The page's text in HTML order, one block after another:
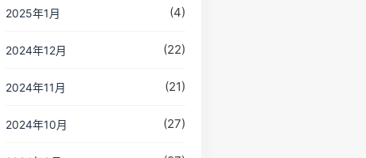
2025年1月 (4)
2024年12月 (22)
2024年11月 (21)
2024年10月 (27)